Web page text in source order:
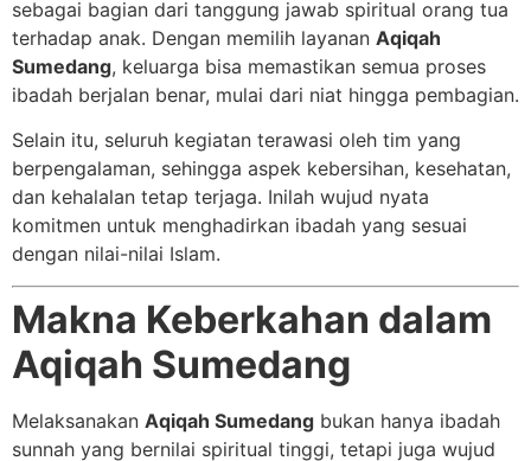
sebagai bagian dari tanggung jawab spiritual orang tua
terhadap anak. Dengan memilih layanan Aqiqah
Sumedang, keluarga bisa memastikan semua proses
ibadah berjalan benar, mulai dari niat hingga pembagian.
Selain itu, seluruh kegiatan terawasi oleh tim yang
berpengalaman, sehingga aspek kebersihan, kesehatan,
dan kehalalan tetap terjaga. Inilah wujud nyata
komitmen untuk menghadirkan ibadah yang sesuai
dengan nilai-nilai Islam.
Makna Keberkahan dalam
Aqiqah Sumedang
Melaksanakan Aqiqah Sumedang bukan hanya ibadah
sunnah yang bernilai spiritual tinggi, tetapi juga wujud